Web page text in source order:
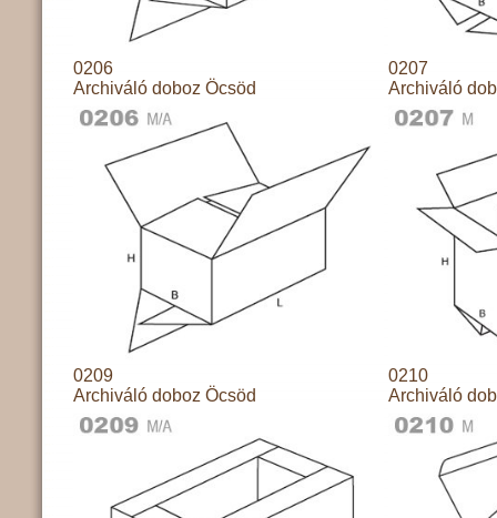
0206
Archiváló doboz Öcsöd
0207
Archiváló
0209
Archiváló doboz Öcsöd
0210
Archiváló